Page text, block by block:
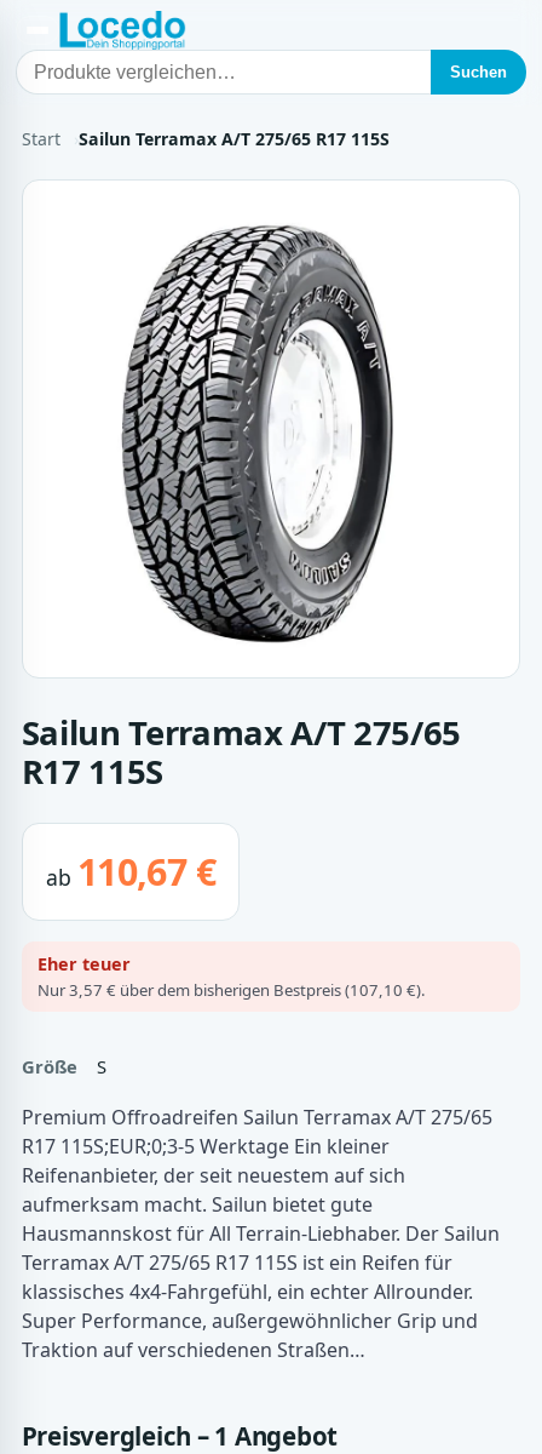
Suchen
Start Sailun Terramax A/T 275/65 R17 115S
Sailun Terramax A/T 275/65
R17 115S
ab 110,67 €
Eher teuer
Nur 3,57 € über dem bisherigen Bestpreis (107,10 €).
Größe S
Premium Offroadreifen Sailun Terramax A/T 275/65
R17 115S;EUR;0;3-5 Werktage Ein kleiner
Reifenanbieter, der seit neuestem auf sich
aufmerksam macht. Sailun bietet gute
Hausmannskost für All Terrain-Liebhaber. Der Sailun
Terramax A/T 275/65 R17 115S ist ein Reifen für
klassisches 4x4-Fahrgefühl, ein echter Allrounder.
Super Performance, außergewöhnlicher Grip und
Traktion auf verschiedenen Straßen…
Preisvergleich – 1 Angebot